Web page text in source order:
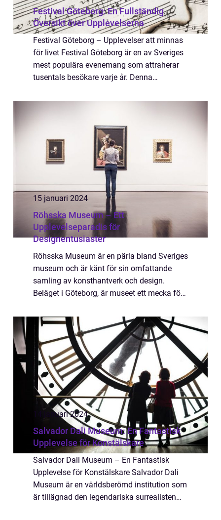
Festival Göteborg: En Fullständig
Översikt över Upplevelserna
Festival Göteborg – Upplevelser att minnas
för livet Festival Göteborg är en av Sveriges
mest populära evenemang som attraherar
tusentals besökare varje år. Denna
grundlig översikt av Festival Göteborg oc...
15 januari 2024
Röhsska Museum – Ett
Upplevelseparadis för
Designentusiaster
Röhsska Museum är en pärla bland Sveriges
museum och är känt för sin omfattande
samling av konsthantverk och design.
Beläget i Göteborg, är museet ett mecka för
utforska och uppskatta skönheten i konst
och ...
14 januari 2024
Salvador Dali Museum: En Fantastisk
Upplevelse för Konstälskare
Salvador Dali Museum – En Fantastisk
Upplevelse för Konstälskare Salvador Dali
Museum är en världsberömd institution som
är tillägnad den legendariska surrealisten